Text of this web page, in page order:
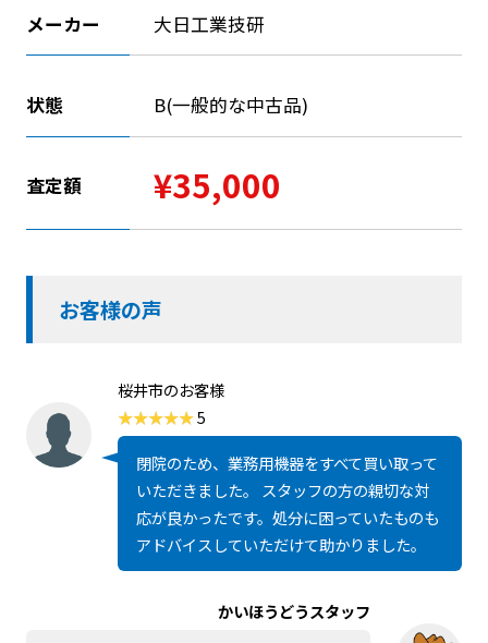
メーカー 大日工業技研
状態 B(一般的な中古品)
査定額 ¥35,000
お客様の声
桜井市のお客様
5
閉院のため、業務用機器をすべて買い取って
いただきました。 スタッフの方の親切な対
応が良かったです。処分に困っていたものも
アドバイスしていただけて助かりました。
かいほうどうスタッフ